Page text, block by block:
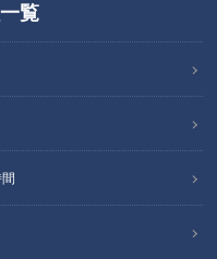
覧
６０年の歩み